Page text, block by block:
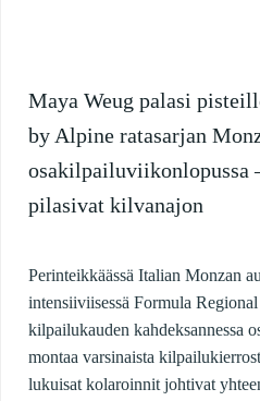
Maya Weug palasi
by Alpine ratasarjan
osakilpailuviikonlopussa
pilasivat kilvanajon
Perinteikkäässä Italian Monzan
intensiiviisessä Formula
kilpailukauden kahdeksannessa
montaa varsinaista
lukuisat kolaroinnit johtivat